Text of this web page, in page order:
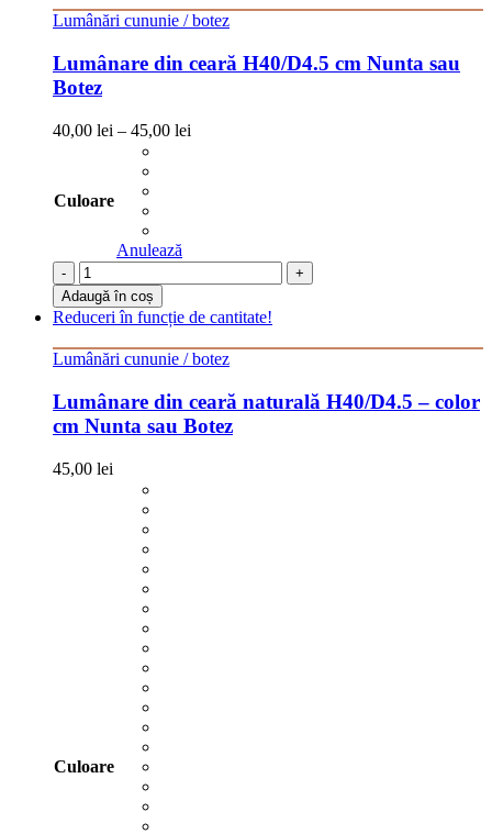
Lumânări cununie / botez
Lumânare din ceară H40/D4.5 cm Nunta sau
Botez
40,00 lei – 45,00 lei
Culoare
Anulează
-
+
Adaugă în coș
Reduceri în funcție de cantitate!
Lumânări cununie / botez
Lumânare din ceară naturală H40/D4.5 – color
cm Nunta sau Botez
45,00 lei
Culoare